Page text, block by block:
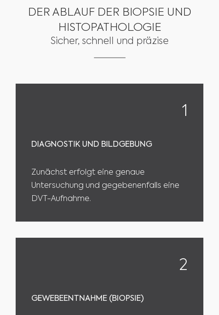
DER ABLAUF DER BIOPSIE UND
HISTOPATHOLOGIE
Sicher, schnell und präzise
1
DIAGNOSTIK UND BILDGEBUNG
Zunächst erfolgt eine genaue
Untersuchung und gegebenenfalls eine
DVT-Aufnahme.
2
GEWEBEENTNAHME (BIOPSIE)